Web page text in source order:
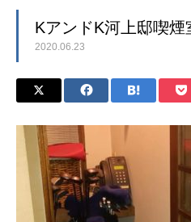
KアンドK河上邸喫煙
2020.06.23